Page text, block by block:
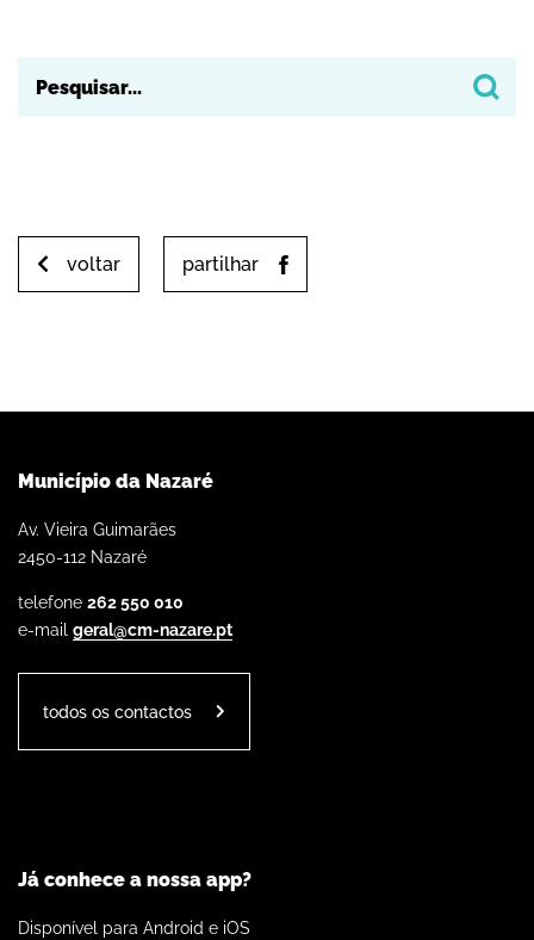
voltar partilhar
Município da Nazaré
Av. Vieira Guimarães
2450-112 Nazaré
telefone 262 550 010
e-mail geral@cm-nazare.pt
todos os contactos
Já conhece a nossa app?
Disponível para Android e iOS